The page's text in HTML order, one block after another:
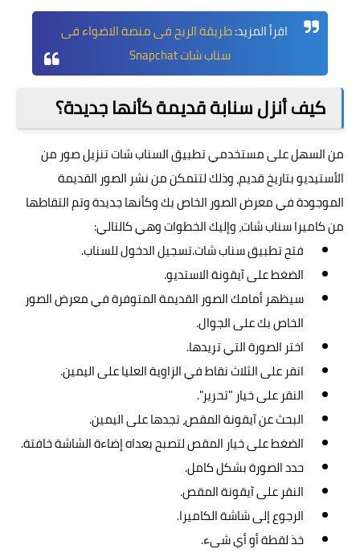
اقرأ المزيد:طريقة الربح فى منصة الاضواء فى
سناب شات Snapchat
كيف أنزل سنابة قديمة كأنها جديدة؟
من السهل على مستخدمي تطبيق السناب شات تنزيل صور من
الأستيديو بتاريخ قديم، وذلك لتتمكن من نشر الصور القديمة
الموجودة في معرض الصور الخاص بك وكأنها جديدة وتم التقاطها
من كاميرا سناب شات، وإليك الخطوات وهي كالتالي:
فتح تطبيق سناب شات.تسجيل الدخول للسناب.
الضغط على آيقونة الاستديو.
سيظهر أمامك الصور القديمة المتوفرة في معرض الصور
الخاص بك على الجوال.
اختر الصورة التي تريدها.
انقر على الثلاث نقاط في الزاوية العليا على اليمين.
النقر على خيار "تحرير".
البحث عن آيقونة المقص، تجدها على اليمين.
الضغط على خيار المقص لتصبح بعداه إضاءة الشاشة خافتة.
حدد الصورة بشكل كامل.
النقر على آيقونة المقص.
الرجوع إلى شاشة الكاميرا.
خذ لقطة أو أي شىء.